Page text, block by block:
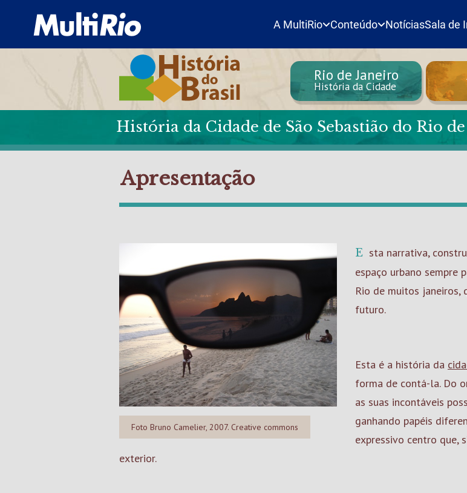
A MultiRio Conteúdo NotíciasSala de
Rio de Janeiro
História da Cidade
História da Cidade de São Sebastião do Rio
Apresentação
Foto Bruno Camelier, 2007. Creative commons
Esta narrativa, construída por muitas vozes, conta a trajetória do
espaço urbano sempre
Rio de muitos janeiros,
futuro.
Esta é a história da
forma de contá-la. Do
as suas incontáveis
ganhando papéis
expressivo centro que,
exterior.